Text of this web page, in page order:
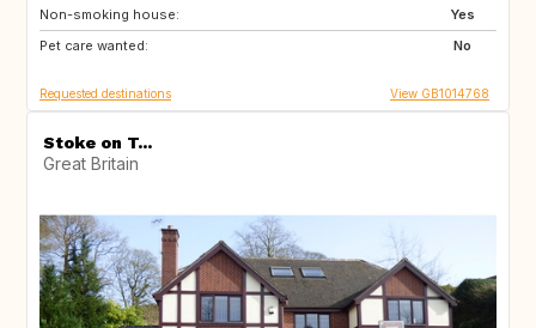
Non-smoking house:
Yes
Pet care wanted:
No
Requested destinations View GB1014768
Stoke on T...
Great Britain